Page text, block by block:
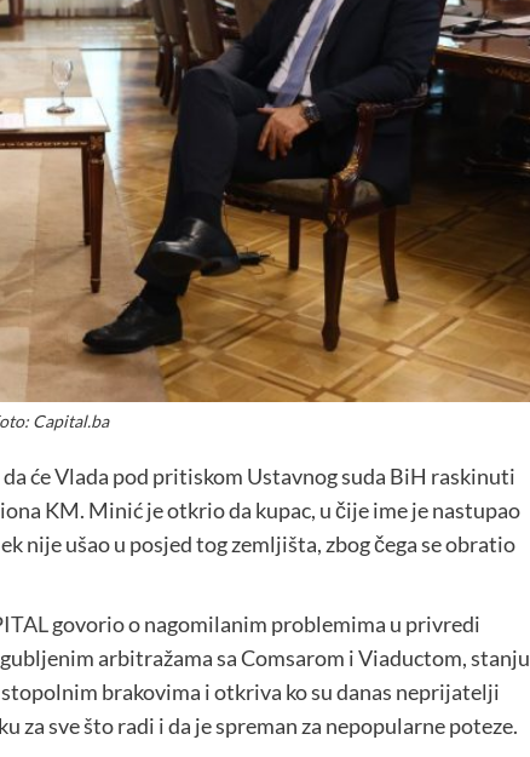
Capital.ba
će Vlada pod pritiskom Ustavnog suda BiH raskinuti
KM. Minić je otkrio da kupac, u čije ime je nastupao
nije ušao u posjed tog zemljišta, zbog čega se obratio
govorio o nagomilanim problemima u privredi
arbitražama sa Comsarom i Viaductom, stanju
brakovima i otkriva ko su danas neprijatelji
za sve što radi i da je spreman za nepopularne poteze.